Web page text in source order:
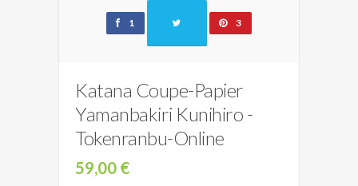
1 3
Katana Coupe-Papier
Yamanbakiri Kunihiro -
Tokenranbu-Online
59,00 €